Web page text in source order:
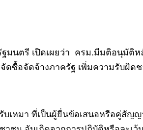
มนตรี เปิดเผยว่า ครม.มีมติอนุมั
ดซื้อจัดจ้างภาครัฐ เพิ่มความรับผิ
เหมา ที่เป็นผู้ยื่นข้อเสนอหรือคู่สัญ